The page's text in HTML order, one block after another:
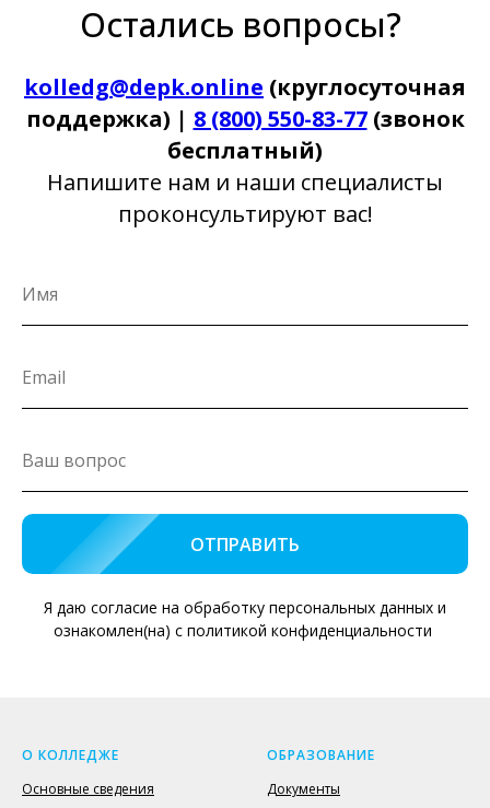
Остались вопросы?
kolledg@depk.online (круглосуточная
поддержка) | 8 (800) 550-83-77(звонок
бесплатный)
Напишите нам и наши специалисты
проконсультируют вас!
ОТПРАВИТЬ
Я даю согласие на обработку персональных данных и
ознакомлен(на) с политикой конфиденциальности
О КОЛЛЕДЖЕ
Основные сведения
ОБРАЗОВАНИЕ
Документы